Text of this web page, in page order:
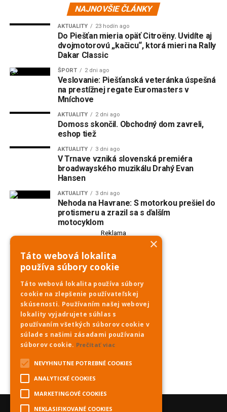
NAJNOVŠIE ČLÁNKY
AKTUALITY 23 hodín ago
Do Piešťan mieria opäť Citroëny. Uvidíte aj
dvojmotorovú „kačicu“, ktorá mieri na Rally
Dakar Classic
ŠPORT 2 dni ago
Veslovanie: Piešťanská veteránka úspešná
na prestížnej regate Euromasters v
Mníchove
AKTUALITY 2 dni ago
Domoss skončil. Obchodný dom zavreli,
eshop tiež
AKTUALITY 3 dni ago
V Trnave vzniká slovenská premiéra
broadwayského muzikálu Drahý Evan
Hansen
AKTUALITY 3 dni ago
Nehoda na Havrane: S motorkou prešiel do
protismeru a zrazil sa s ďalším
motocyklom
Reklama
×
Táto webová lokalita
používa súbory cookie
Táto webová lokalita používa súbory
cookie na zlepšenie používateľskej
skúsenosti. Používaním našej webovej
lokality vyjadrujete súhlas s
používaním všetkých súborov cookie v
súlade s našimi zásadami používania
súborov cookie. Prečítať viac
NEVYHNUTNE POTREBNÉ COOKIES
ANALYTICKÉ COOKIES
MARKETINGOVÉ COOKIES
NEKLASIFIKOVANÉ COOKIES